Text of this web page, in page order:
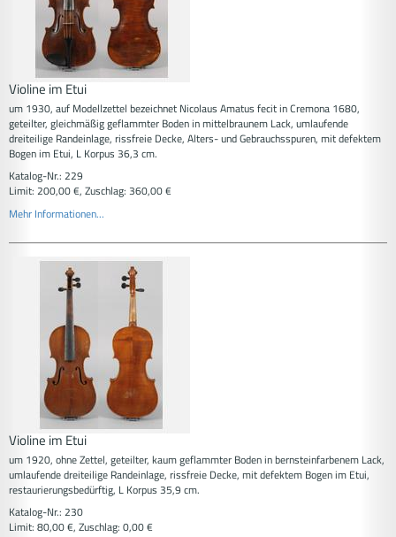
Violine im Etui
um 1930, auf Modellzettel bezeichnet Nicolaus Amatus fecit in Cremona 1680,
geteilter, gleichmäßig geflammter Boden in mittelbraunem Lack, umlaufende
dreiteilige Randeinlage, rissfreie Decke, Alters- und Gebrauchsspuren, mit defektem
Bogen im Etui, L Korpus 36,3 cm.
Katalog-Nr.: 229
Limit: 200,00 €, Zuschlag: 360,00 €
Mehr Informationen...
Violine im Etui
um 1920, ohne Zettel, geteilter, kaum geflammter Boden in bernsteinfarbenem Lack,
umlaufende dreiteilige Randeinlage, rissfreie Decke, mit defektem Bogen im Etui,
restaurierungsbedürftig, L Korpus 35,9 cm.
Katalog-Nr.: 230
Limit: 80,00 €, Zuschlag: 0,00 €